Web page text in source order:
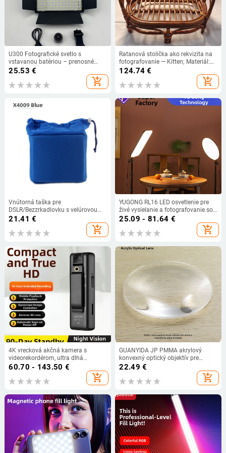
U300 Fotografické svetlo s
vstavanou batériou – prenosné
stolné použitie
25.53 €
add_shopping_cart
Ratanová stolička ako rekvizita na
fotografovanie — Kitten; Materiál:
ratan; Vhodné pre fotografovanie
oblečenia; Hmotnosť: 1,3 kg;
Rekvizit do ateliéru pre
124.74 €
add_shopping_cart
Vnútorná taška pre
DSLR/Bezzrkadlovku s velúrovou
podšívkou, proti nárazom a prachu,
uzatváranie šnúrkou, model X4009
21.41 €
add_shopping_cart
YUGONG RL16 LED osvetlenie pre
živé vysielanie a fotografovanie so
stojanom, viacstupňové nastavenie
25.09 - 81.64 €
add_shopping_cart
4K vrecková akčná kamera s
videorekordérom, ultra dlhá
pohotovosť pre dohľad a
60.70 - 143.50 €
add_shopping_cart
GUANYIDA JP PMMA akrylový
konvexný optický objektív pre
spracovanie, zobrazenie a
objednávku dostupné
22.49 €
add_shopping_cart